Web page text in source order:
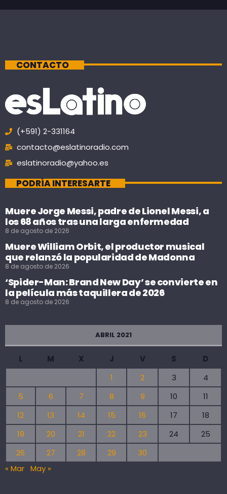
CONTACTO
(+591) 2-331164
contacto@eslatinoradio.com
eslatinoradio@yahoo.es
PODRÍA INTERESARTE
Muere Jorge Messi, padre de Lionel Messi, a
los 68 años tras una larga enfermedad
8 de agosto de 2026
Muere William Orbit, el productor musical
que relanzó la popularidad de Madonna
8 de agosto de 2026
‘Spider-Man: Brand New Day’ se convierte en
la película más taquillera de 2026
8 de agosto de 2026
ABRIL 2021
L M X J V S
D
1
2 3
4
5
6 7 8 9 10
11
12
13 14 15 16 17
18
19
20 21 22 23 24
25
26
27 28 29
30
« Mar May »